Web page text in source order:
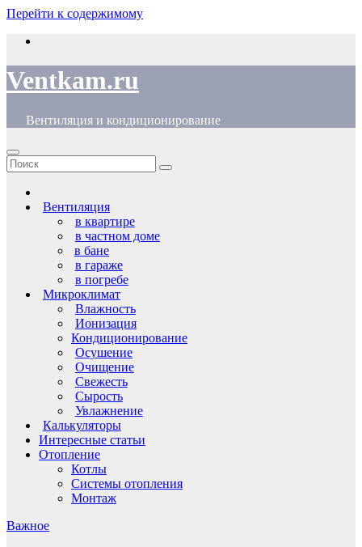
Перейти к содержимому
Ventkam.ru
Вентиляция и кондиционирование
Вентиляция
в квартире
в частном доме
в бане
в гараже
в погребе
Микроклимат
Влажность
Ионизация
Кондиционирование
Осушение
Очищение
Свежесть
Сырость
Увлажнение
Калькуляторы
Интересные статьи
Отопление
Котлы
Системы отопления
Монтаж
Важное